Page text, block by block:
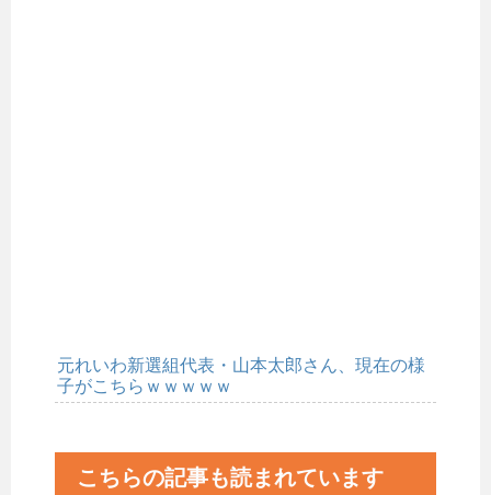
元れいわ新選組代表・山本太郎さん、現在の様
子がこちらｗｗｗｗｗ
こちらの記事も読まれています